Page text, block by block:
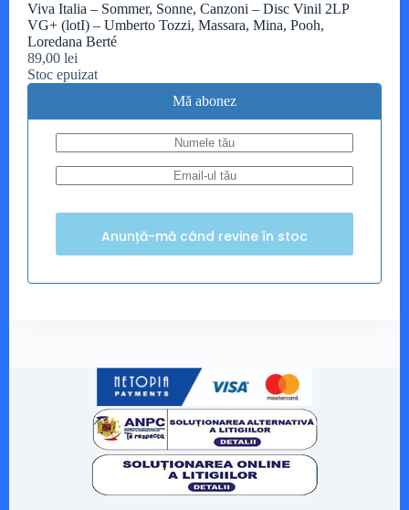
Viva Italia – Sommer, Sonne, Canzoni – Disc Vinil 2LP
VG+ (lotI) – Umberto Tozzi, Massara, Mina, Pooh,
Loredana Berté
89,00 lei
Stoc epuizat
Mă abonez